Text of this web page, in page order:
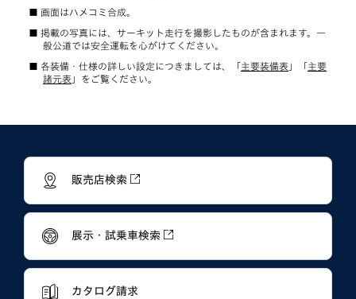
画面はハメコミ合成。
掲載の写真には、サーキット走行を撮影したものが含まれます。一
般公道では安全運転を心がけてください。
各装備・仕様の詳しい設定につきましては、「主要装備表 」「主要
諸元表 」をご覧ください。
販売店検索
展示・試乗車検索
カタログ請求